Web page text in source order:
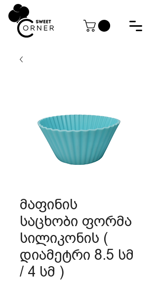
მაფინის
საცხობი ფორმა
სილიკონის (
დიამეტრი 8.5 სმ
/ 4 სმ )